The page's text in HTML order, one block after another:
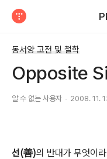
동서양 고전 및 철학
Opposite
알 수 없는 사용자 2008. 11.
선(善)의 반대가 무엇이